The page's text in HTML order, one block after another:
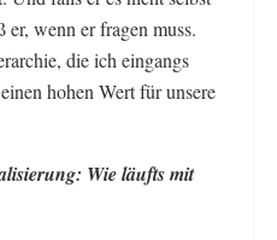
er, wenn er fragen muss.
die ich eingangs
hohen Wert für unsere
Wie läufts mit